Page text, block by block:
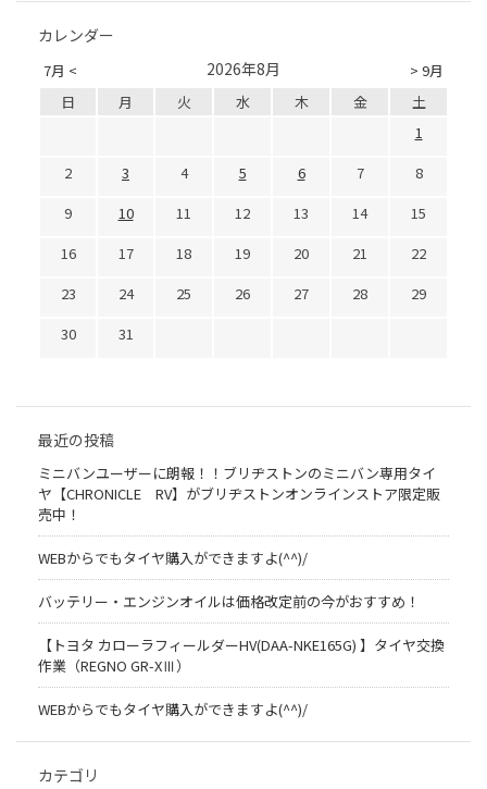
カレンダー
7月 < > 9月
2026年8月
日 月 火 水 木 金
土
1
2
3 4 5 6 7
8
9
10 11 12 13 14
15
16
17 18 19 20 21
22
23
24 25 26 27 28
29
30
31
最近の投稿
ミニバンユーザーに朗報！！ブリヂストンのミニバン専用タイ
ヤ【CHRONICLE RV】がブリヂストンオンラインストア限定販
売中！
WEBからでもタイヤ購入ができますよ(^^)/
バッテリー・エンジンオイルは価格改定前の今がおすすめ！
【トヨタ カローラフィールダーHV(DAA-NKE165G) 】タイヤ交換
作業（REGNO GR-XⅢ）
WEBからでもタイヤ購入ができますよ(^^)/
カテゴリ